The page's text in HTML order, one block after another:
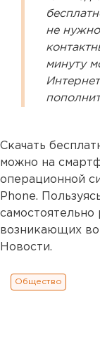
не
минуту
Скачать
можно на
операционной
Phone.
возникающих
Новости.
Общество